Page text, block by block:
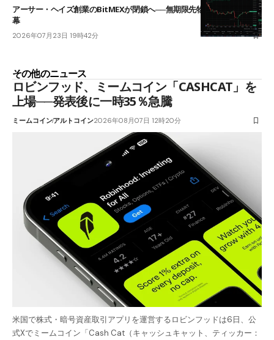
アーサー・ヘイズ創業のBitMEXが閉鎖へ──無期限先物を生んだ11年に
幕
2026年07月23日 19時42分
その他のニュース
ロビンフッド、ミームコイン「CASHCAT」を
上場──発表後に一時35％急騰
ミームコインアルトコイン2026年08月07日 12時20分
米国で株式・暗号資産取引アプリを運営するロビンフッドは6日、公
式Xでミームコイン「Cash Cat（キャッシュキャット、ティッカー：